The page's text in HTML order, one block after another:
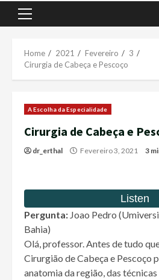
Primary
Home 2021 Fevereiro
3
Cirurgia de Cabeça e Pescoço
A Escolha da Especialidade
Cirurgia de Cabeça e
dr_erthal Fevereiro 3, 2021 3
Pergunta: Joao Pedro
Bahia)
Olá, professor. Antes de tudo
Cirurgião de Cabeça e Pescoço
anatomia da região, das